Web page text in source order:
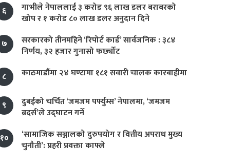
६
गाभीले नेपाललाई ३ करोड ९६ लाख डलर बराबरको
खोप र १ करोड ८० लाख डलर अनुदान दिने
७
सरकारको तीनमहिने ‘रिपोर्ट कार्ड’ सार्वजनिक : ३८४
निर्णय, ३२ हजार गुनासो फर्छ्योट
८
काठमाडौंमा २४ घण्टामा १८१ सवारी चालक कारबाहीमा
९
दुबईको चर्चित ‘जमजम पर्फ्युम्स’ नेपालमा, ‘जमजम
ब्रदर्स’ले उद्घाटन गर्ने
१०
‘सामाजिक सञ्जालको दुरुपयोग र वित्तीय अपराध मुख्य
चुनौती’: प्रहरी प्रवक्ता काफ्ले